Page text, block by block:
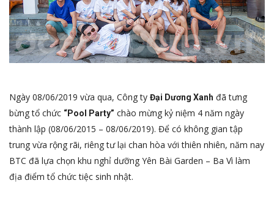
Ngày 08/06/2019 vừa qua, Công ty Đại Dương Xanh đã tưng
bừng tổ chức “Pool Party” chào mừng kỷ niệm 4 năm ngày
thành lập (08/06/2015 – 08/06/2019). Để có không gian tập
trung vừa rộng rãi, riêng tư lại chan hòa với thiên nhiên, năm nay
BTC đã lựa chọn khu nghỉ dưỡng Yên Bài Garden – Ba Vì làm
địa điểm tổ chức tiệc sinh nhật.